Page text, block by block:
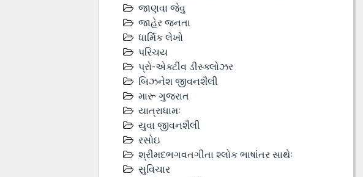
જાણવા જેવુ
જાહેર જનતા
ધાર્મિક લેખો
પરિચય
પ્રો-એક્ટીવ ડીસ્‍ક્લોઝર
બિઝનેશ જીવનશૈલી
મારૂ ગુજરાત
યાત્રાધામઃ
યુવા જીવનશૈલી
રસોઇ
શ્રીમદભગવતગીતા શ્લોક ભાષાંતર સાથેઃ
સુવિચાર